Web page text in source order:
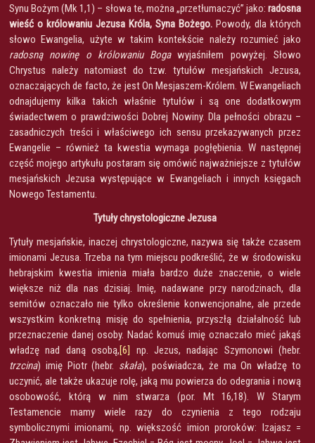
Synu Bożym (Mk 1,1) – słowa te, można „przetłumaczyć” jako: radosna
wieść o królowaniu Jezusa Króla, Syna Bożego. Powody, dla których
słowo Ewangelia, użyte w takim kontekście należy rozumieć jako
radosną nowinę o królowaniu Bogawyjaśniłem powyżej. Słowo
Chrystus należy natomiast do tzw. tytułów mesjańskich Jezusa,
oznaczających de facto, że jest On Mesjaszem-Królem. W Ewangeliach
odnajdujemy kilka takich właśnie tytułów i są one dodatkowym
świadectwem o prawdziwości Dobrej Nowiny. Dla pełności obrazu –
zasadniczych treści i właściwego ich sensu przekazywanych przez
Ewangelie – również ta kwestia wymaga pogłębienia. W następnej
część mojego artykułu postaram się omówić najważniejsze z tytułów
mesjańskich Jezusa występujące w Ewangeliach i innych księgach
Nowego Testamentu.
Tytuły chrystologiczne Jezusa
Tytuły mesjańskie, inaczej chrystologiczne, nazywa się także czasem
imionami Jezusa. Trzeba na tym miejscu podkreślić, że w środowisku
hebrajskim kwestia imienia miała bardzo duże znaczenie, o wiele
większe niż dla nas dzisiaj. Imię, nadawane przy narodzinach, dla
semitów oznaczało nie tylko określenie konwencjonalne, ale przede
wszystkim konkretną misję do spełnienia, przyszłą działalność lub
przeznaczenie danej osoby. Nadać komuś imię oznaczało mieć jakąś
władzę nad daną osobą,[6]
np. Jezus, nadając Szymonowi (hebr.
trzcina) imię Piotr (hebr. skała), poświadcza, że ma On władzę to
uczynić, ale także ukazuje rolę, jaką mu powierza do odegrania i nową
osobowość, którą w nim stwarza (por. Mt 16,18). W Starym
Testamencie mamy wiele razy do czynienia z tego rodzaju
symbolicznymi imionami, np. większość imion proroków: Izajasz =